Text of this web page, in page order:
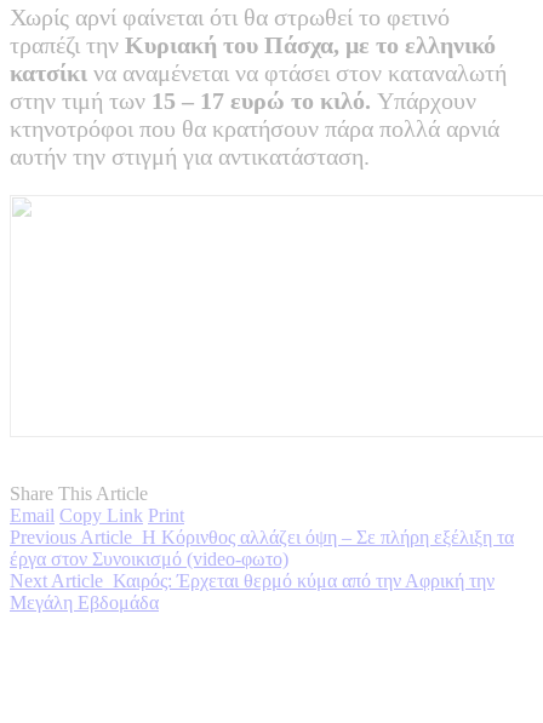
Χωρίς αρνί φαίνεται ότι θα στρωθεί το φετινό
τραπέζι την Κυριακή του Πάσχα, με το ελληνικό
κατσίκι να αναμένεται να φτάσει στον καταναλωτή
στην τιμή των 15 – 17 ευρώ το κιλό. Υπάρχουν
κτηνοτρόφοι που θα κρατήσουν πάρα πολλά αρνιά
αυτήν την στιγμή για αντικατάσταση.
Share This Article
Email Copy Link Print
Previous Article H Κόρινθος αλλάζει όψη – Σε πλήρη εξέλιξη τα
έργα στον Συνοικισμό (video-φωτο)
Next Article Καιρός: Έρχεται θερμό κύμα από την Αφρική την
Μεγάλη Εβδομάδα